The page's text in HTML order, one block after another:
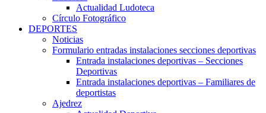
Actualidad Ludoteca
Círculo Fotográfico
DEPORTES
Noticias
Formulario entradas instalaciones secciones deportivas
Entrada instalaciones deportivas – Secciones
Deportivas
Entrada instalaciones deportivas – Familiares de
deportistas
Ajedrez